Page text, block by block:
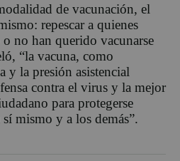
de vacunación, el
repescar a quienes
no han querido vacunarse
“la vacuna, como
y la presión asistencial
contra el virus y la mejor
para protegerse
mismo y a los demás”.